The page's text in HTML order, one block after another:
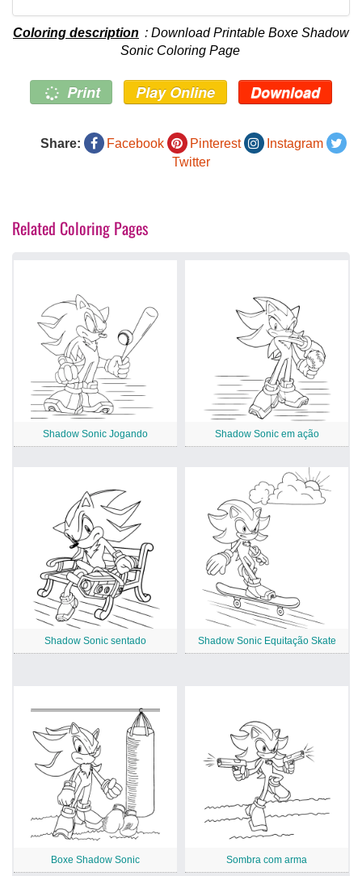
Coloring description : Download Printable Boxe Shadow
Sonic Coloring Page
Print Play Online Download
Share: Facebook Pinterest
Instagram
Twitter
Related Coloring Pages
Shadow Sonic Jogando Shadow Sonic em ação
Shadow Sonic sentado Shadow Sonic Equitação Skate
Boxe Shadow Sonic Sombra com arma